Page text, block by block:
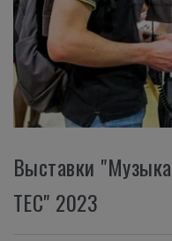
Выставки
TEC" 2023